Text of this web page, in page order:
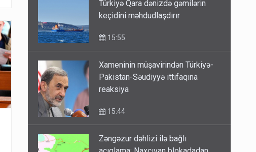
Türkiyə Qara dənizdə gəmilərin
Xameninin müşavirindən Türkiyə-
Pakistan-Səudiyyə ittifaqına
Zəngəzur dəhlizi ilə bağlı